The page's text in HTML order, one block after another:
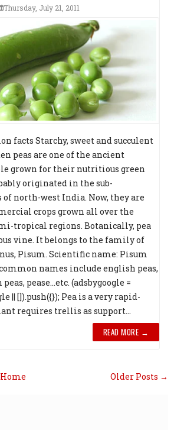
Thursday, July 21, 2011
facts Starchy, sweet and succulent
peas are one of the ancient
grown for their nutritious green
originated in the sub-
north-west India. Now, they are
crops grown all over the
tropical regions. Botanically, pea
vine. It belongs to the family of
Pisum. Scientific name: Pisum
names include english peas,
pease...etc. (adsbygoogle =
|| []).push({}); Pea is a very rapid-
requires trellis as support...
READ MORE →
Older Posts →
Home